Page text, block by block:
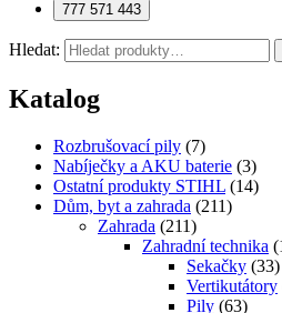
777 571 443
Hledat:
Katalog
Rozbrušovací pily (7)
Nabíječky a AKU baterie (3)
Ostatní produkty STIHL (14)
Dům, byt a zahrada (211)
Zahrada (211)
Zahradní technika
Sekačky (33)
Vertikutátory
Pily (63)